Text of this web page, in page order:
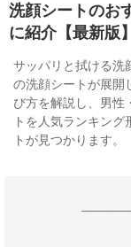
洗顔シートのお
に紹介【最新版】
サッパリと拭ける洗
の洗顔シートが展開
び方を解説し、男性
トを人気ランキン
トが見つかります。